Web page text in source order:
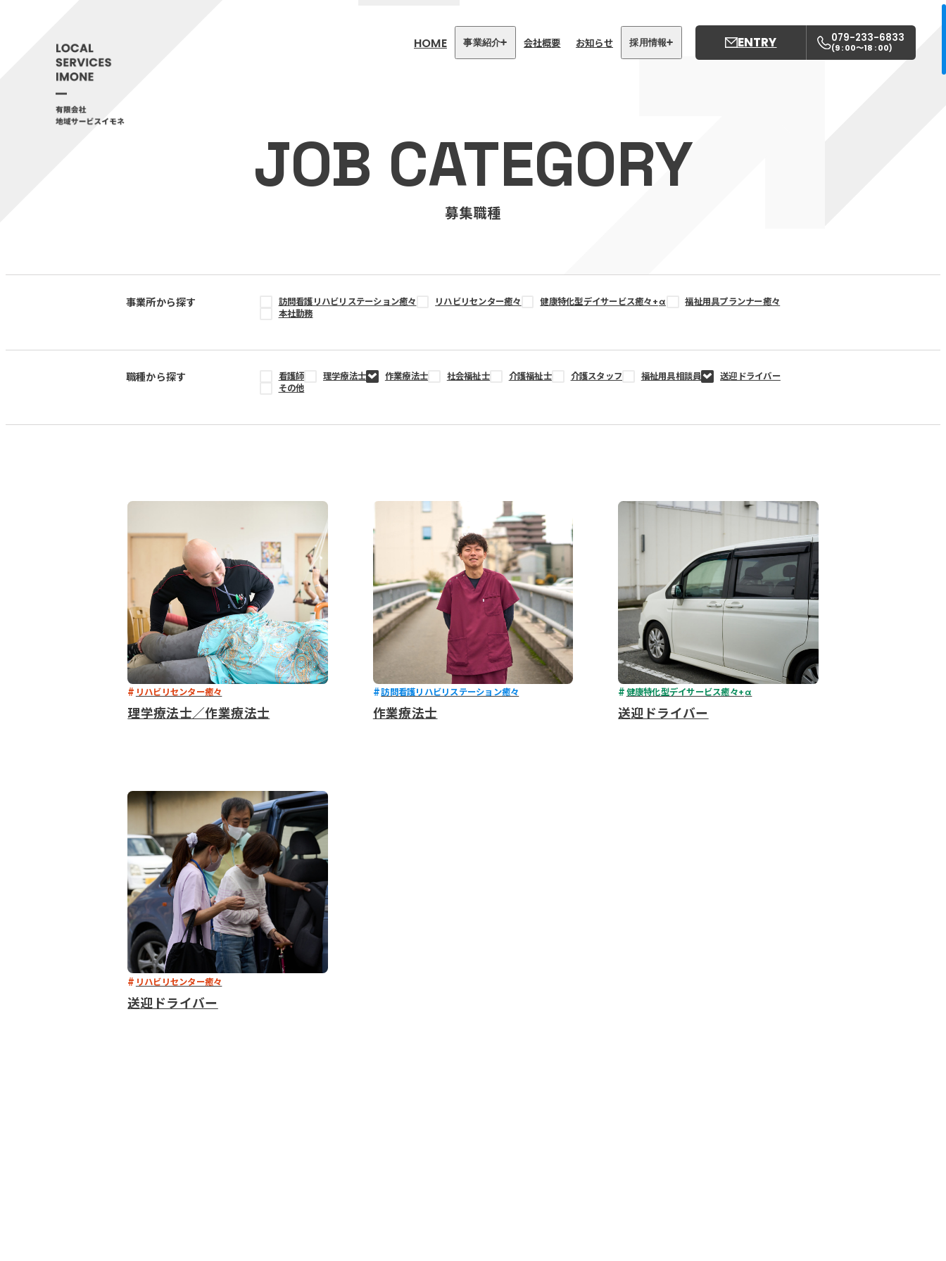
HOME 事業紹介
リハビリセンター癒々
健康特化型デイサービス癒々＋
α
福祉用具プランナー癒々
姫路中央保育園
会社概要 お知らせ 採用情報 ENTRY 079-233-6833
(9 : 00〜18 : 00)
JOB CATEGORY
募集職種
事業所から探す 訪問看護リハビリステーション癒々 リハビリセンター癒々 健康特化型デイサービス癒々+α
福祉用具プランナー癒々
本社勤務
職種から探す 看護師 理学療法士 作業療法士 社会福祉士 介護福祉士 介護スタッフ 福祉用具相談員
送迎ドライバー
その他
リハビリセンター癒々
理学療法士／作業療法士
訪問看護リハビリステーション癒々
作業療法士
健康特化型デイサービス癒々+α
送迎ドライバー
リハビリセンター癒々
送迎ドライバー